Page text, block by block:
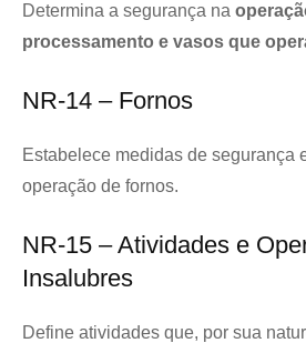
Determina a segurança na
processamento e vasos que
NR-14 – Fornos
Estabelece medidas de segurança
operação de fornos.
NR-15 – Atividades e
Insalubres
Define atividades que, por sua